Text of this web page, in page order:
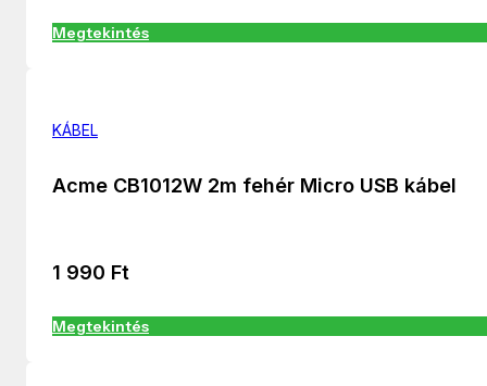
Megtekintés
KÁBEL
Acme CB1012W 2m fehér Micro USB kábel
1 990 Ft
Megtekintés